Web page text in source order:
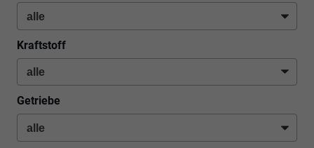
Kraftstoff
Getriebe